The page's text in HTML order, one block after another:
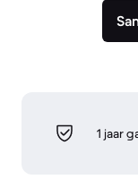
1 jaar